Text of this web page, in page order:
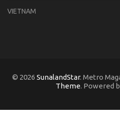
VIETNAM
© 2026 SunalandStar. Metro
Theme. Powered